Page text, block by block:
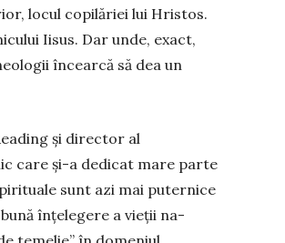
locul copilăriei lui Hristos.
Iisus. Dar unde, exact,
în­cear­că să dea un
și director al
care și-a dedicat mare parte
sunt azi mai puternice
înțelegere a vieții na­